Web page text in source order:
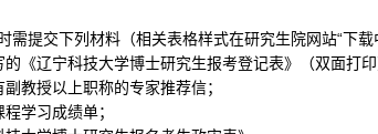
需提交下列材料（相关表格样式在研究生院网站“下载
的《辽宁科技大学博士研究生报考登记表》（双面打印
教授以上职称的专家推荐信；
学习成绩单；